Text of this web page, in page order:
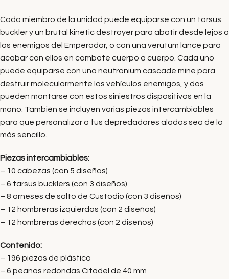
Cada miembro de la unidad puede equiparse con un tarsus
buckler y un brutal kinetic destroyer para abatir desde lejos a
los enemigos del Emperador, o con una verutum lance para
acabar con ellos en combate cuerpo a cuerpo. Cada uno
puede equiparse con una neutronium cascade mine para
destruir molecularmente los vehículos enemigos, y dos
pueden montarse con estos siniestros dispositivos en la
mano. También se incluyen varias piezas intercambiables
para que personalizar a tus depredadores alados sea de lo
más sencillo.
Piezas intercambiables:
– 10 cabezas (con 5 diseños)
– 6 tarsus bucklers (con 3 diseños)
– 8 arneses de salto de Custodio (con 3 diseños)
– 12 hombreras izquierdas (con 2 diseños)
– 12 hombreras derechas (con 2 diseños)
Contenido:
– 196 piezas de plástico
– 6 peanas redondas Citadel de 40 mm